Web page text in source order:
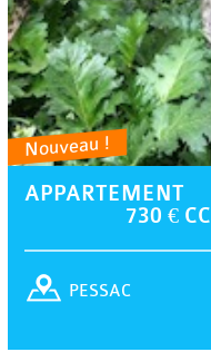
Nouveau !
APPARTEMENT
730 € CC
PESSAC